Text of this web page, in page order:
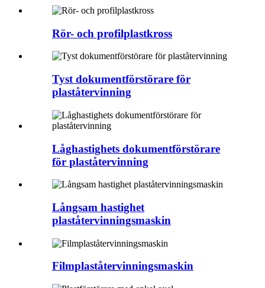
Rör- och profilplastkross
Tyst dokumentförstörare för
plaståtervinning
Låghastighets dokumentförstörare
för plaståtervinning
Långsam hastighet
plaståtervinningsmaskin
Filmplaståtervinningsmaskin